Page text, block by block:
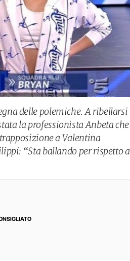
delle polemiche. A ribellarsi
la professionista Anbeta che
a Valentina
“Sta ballando per rispetto a